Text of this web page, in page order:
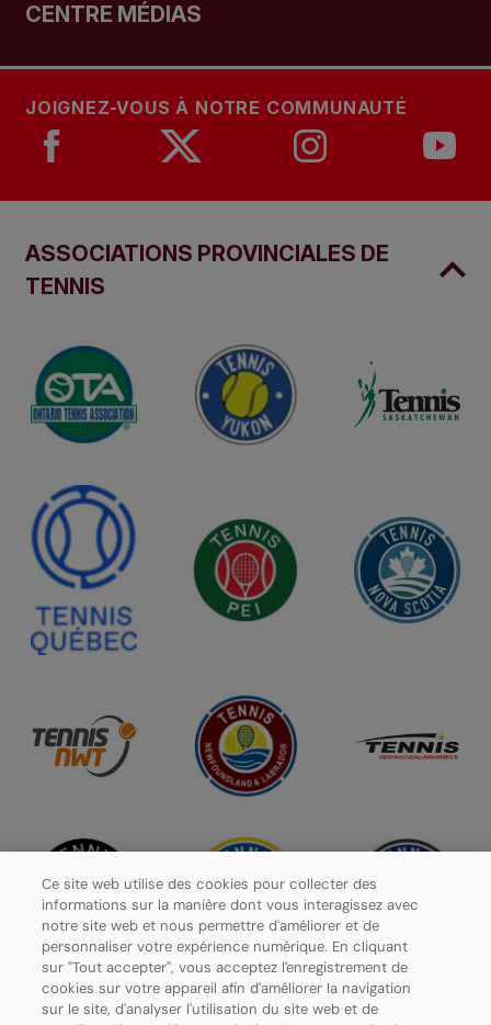
CENTRE MÉDIAS
JOIGNEZ-VOUS À NOTRE COMMUNAUTÉ
ASSOCIATIONS PROVINCIALES DE
TENNIS
Ce site web utilise des cookies pour collecter des
informations sur la manière dont vous interagissez avec
notre site web et nous permettre d'améliorer et de
personnaliser votre expérience numérique. En cliquant
sur "Tout accepter", vous acceptez l'enregistrement de
cookies sur votre appareil afin d'améliorer la navigation
sur le site, d'analyser l'utilisation du site web et de